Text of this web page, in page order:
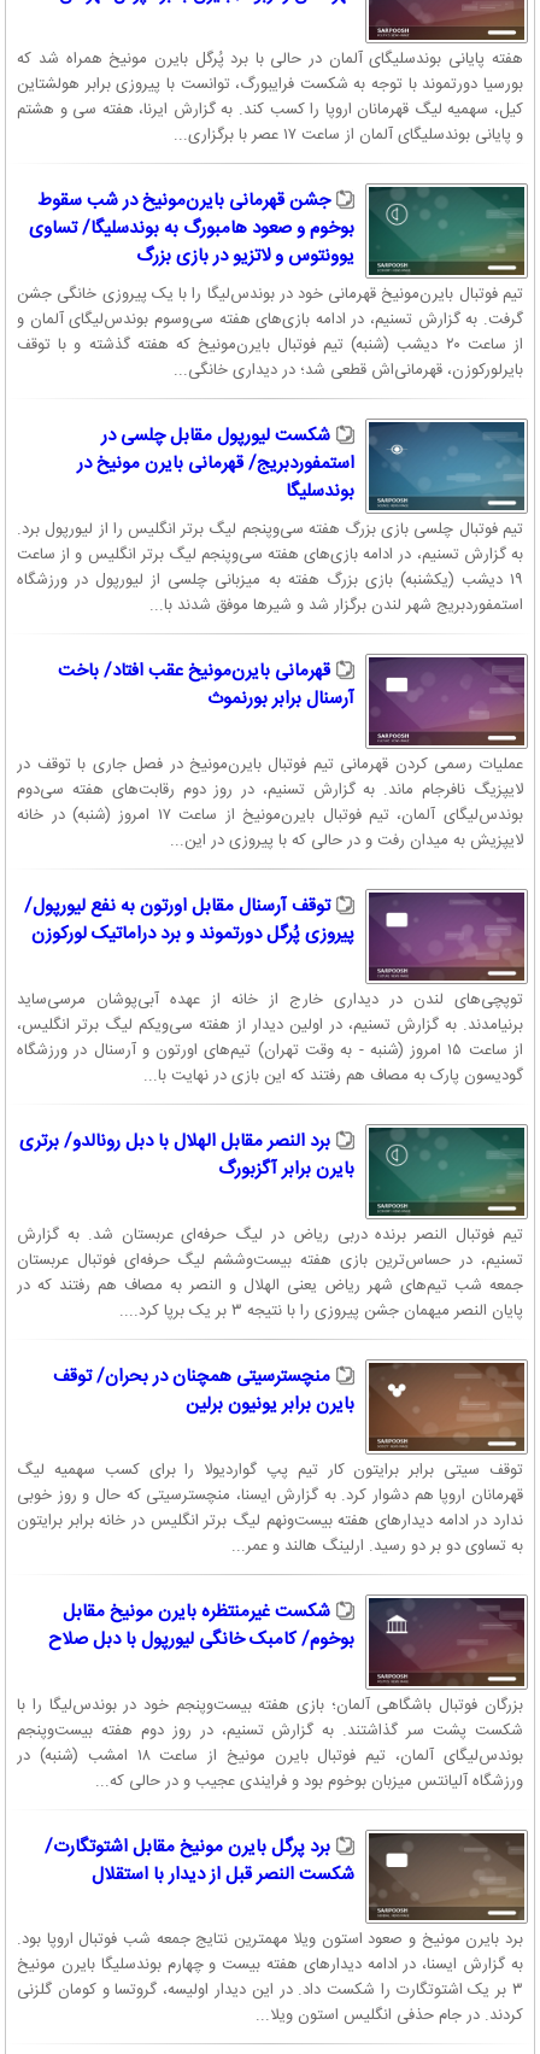
هفته پایانی بوندسلیگای آلمان در حالی با برد پُرگل بایرن مونیخ همراه شد که
بورسیا دورتموند با توجه به شکست فرایبورگ، توانست با پیروزی برابر هولشتاین
کیل، سهمیه لیگ قهرمانان اروپا را کسب کند. به گزارش ایرنا، هفته سی و هشتم
و پایانی بوندسلیگای آلمان از ساعت ۱۷ عصر با برگزاری...
جشن قهرمانی بایرن‌مونیخ در شب سقوط
بوخوم و صعود هامبورگ به بوندسلیگا/ تساوی
یوونتوس و لاتزیو در بازی بزرگ
تیم فوتبال بایرن‌مونیخ قهرمانی خود در بوندس‌لیگا را با یک پیروزی خانگی جشن
گرفت. به گزارش تسنیم، در ادامه بازی‌های هفته سی‌وسوم بوندس‌لیگای آلمان و
از ساعت ۲۰ دیشب (شنبه) تیم فوتبال بایرن‌مونیخ که هفته گذشته و با توقف
بایرلورکوزن، قهرمانی‌اش قطعی شد؛ در دیداری خانگی...
شکست لیورپول مقابل چلسی در
استمفوردبریج/ قهرمانی بایرن مونیخ در
بوندسلیگا
تیم فوتبال چلسی بازی بزرگ هفته سی‌وپنجم لیگ برتر انگلیس را از لیورپول برد.
به گزارش تسنیم، در ادامه بازی‌های هفته سی‌وپنجم لیگ برتر انگلیس و از ساعت
۱۹ دیشب (یکشنبه) بازی بزرگ هفته به میزبانی چلسی از لیورپول در ورزشگاه
استمفوردبریج شهر لندن برگزار شد و شیرها موفق شدند با...
قهرمانی بایرن‌مونیخ عقب افتاد/ باخت
آرسنال برابر بورنموث
عملیات رسمی کردن قهرمانی تیم فوتبال بایرن‌مونیخ در فصل جاری با توقف در
لایپزیگ نافرجام ماند. به گزارش تسنیم، در روز دوم رقابت‌های هفته سی‌دوم
بوندس‌لیگای آلمان، تیم فوتبال بایرن‌مونیخ از ساعت ۱۷ امروز (شنبه) در خانه
لایپزیش به میدان رفت و در حالی که با پیروزی در این...
توقف آرسنال مقابل اورتون به نفع لیورپول/
پیروزی پُرگل دورتموند و برد دراماتیک لورکوزن
توپچی‌های لندن در دیداری خارج از خانه از عهده آبی‌پوشان مرسی‌ساید
برنیامدند. به گزارش تسنیم، در اولین دیدار از هفته سی‌ویکم لیگ برتر انگلیس،
از ساعت ۱۵ امروز (شنبه - به وقت تهران) تیم‌های اورتون و آرسنال در ورزشگاه
گودیسون پارک به مصاف هم رفتند که این بازی در نهایت با...
برد النصر مقابل الهلال با دبل رونالدو/ برتری
بایرن برابر آگزبورگ
تیم فوتبال النصر برنده دربی ریاض در لیگ حرفه‌ای عربستان شد. به گزارش
تسنیم، در حساس‌ترین بازی هفته بیست‌وششم لیگ حرفه‌ای فوتبال عربستان
جمعه شب تیم‌های شهر ریاض یعنی الهلال و النصر به مصاف هم رفتند که در
پایان النصر میهمان جشن پیروزی را با نتیجه ۳ بر یک برپا کرد....
منچسترسیتی همچنان در بحران/ توقف
بایرن برابر یونیون برلین
توقف سیتی برابر برایتون کار تیم پپ گواردیولا را برای کسب سهمیه لیگ
قهرمانان اروپا هم دشوار کرد. به گزارش ایسنا، منچسترسیتی که حال و روز خوبی
ندارد در ادامه دیدارهای هفته بیست‌ونهم لیگ برتر انگلیس در خانه برابر برایتون
به تساوی دو بر دو رسید. ارلینگ هالند و عمر...
شکست غیرمنتظره بایرن مونیخ مقابل
بوخوم/ کامبک خانگی لیورپول با دبل صلاح
بزرگان فوتبال باشگاهی آلمان؛ بازی هفته بیست‌وپنجم خود در بوندس‌لیگا را با
شکست پشت سر گذاشتند. به گزارش تسنیم، در روز دوم هفته بیست‌وپنجم
بوندس‌لیگای آلمان، تیم فوتبال بایرن مونیخ از ساعت ۱۸ امشب (شنبه) در
ورزشگاه آلیانتس میزبان بوخوم بود و فرایندی عجیب و در حالی که...
برد پرگل بایرن مونیخ مقابل اشتوتگارت/
شکست النصر قبل از دیدار با استقلال
برد بایرن مونیخ و صعود استون ویلا مهمترین نتایج جمعه شب فوتبال اروپا بود.
به گزارش ایسنا، در ادامه دیدارهای هفته بیست و چهارم بوندسلیگا بایرن مونیخ
۳ بر یک اشتوتگارت را شکست داد. در این دیدار اولیسه، گروتسا و کومان گلزنی
کردند. در جام حذفی انگلیس استون ویلا...